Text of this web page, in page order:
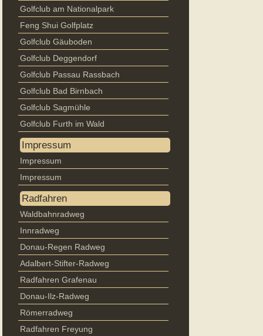
Golfclub am Nationalpark
Feng Shui Golfplatz
Golfclub Gäuboden
Golfclub Deggendorf
Golfclub Passau Rassbach
Golfclub Bad Birnbach
Golfclub Sagmühle
Golfclub Furth im Wald
Impressum
Impressum
Impressum
Radfahren
Waldbahnradweg
Innradweg
Donau-Regen Radweg
Adalbert-Stifter-Radweg
Radfahren Grafenau
Donau-Ilz-Radweg
Römerradweg
Radfahren Freyung